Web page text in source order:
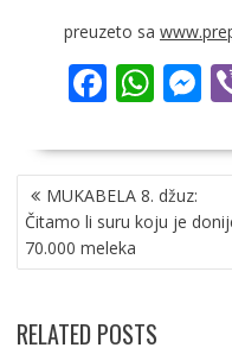
preuzeto sa
F
e
b
o
o
k
W
at
s
A
p
p
n
g
NAVIGACIJA
ČLANAKA
MUKABELA 8. džuz:
Čitamo li suru koju je
70.000 meleka
RELATED POSTS